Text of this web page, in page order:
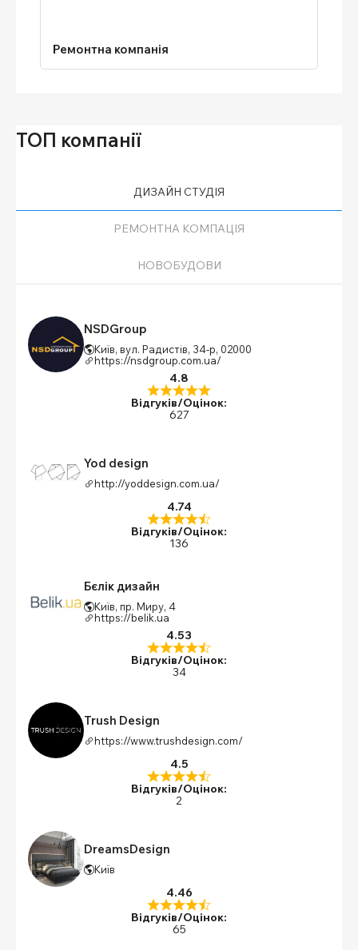
Ремонтна компанія
ТОП компанії
ДИЗАЙН СТУДІЯ
РЕМОНТНА КОМПАЦІЯ
НОВОБУДОВИ
NSDGroup
Київ, вул. Радистів, 34-р, 02000
https://nsdgroup.com.ua/
4.8
Відгуків/Оцінок:
627
Yod design
http://yoddesign.com.ua/
4.74
Відгуків/Оцінок:
136
Бєлік дизайн
Київ, пр. Миру, 4
https://belik.ua
4.53
Відгуків/Оцінок:
34
Trush Design
https://www.trushdesign.com/
4.5
Відгуків/Оцінок:
2
DreamsDesign
Київ
4.46
Відгуків/Оцінок:
65